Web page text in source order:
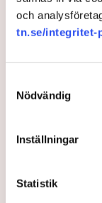
och
tn.se/integritet-
Nödvändig
Inställningar
Statistik
beskriver hur
tillståndsgivna
stoppade all
AI-
torvbrytningen